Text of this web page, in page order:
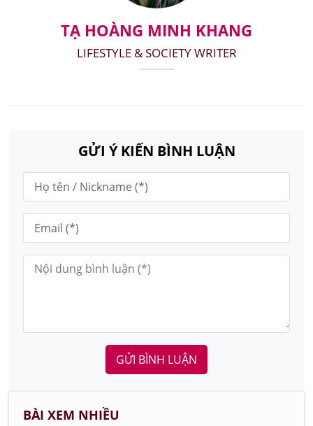
TẠ HOÀNG MINH KHANG
LIFESTYLE & SOCIETY WRITER
GỬI Ý KIẾN BÌNH LUẬN
GỬI BÌNH LUẬN
BÀI XEM NHIỀU